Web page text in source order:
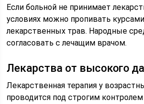
Если больной не принимает
условиях можно пропивать
лекарственных трав. Народные
согласовать с лечащим врачом.
Лекарства от высокого
Лекарственная терапия у
проводится под строгим контролем